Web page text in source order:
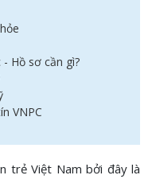
Hồ sơ cần gì?
VNPC
trẻ Việt Nam bởi đây là